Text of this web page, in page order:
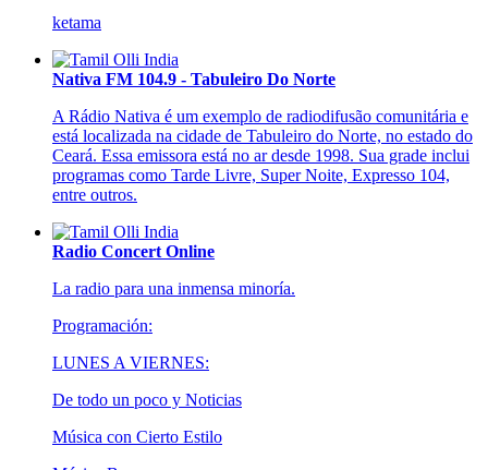
ketama
Nativa FM 104.9 - Tabuleiro Do Norte
A Rádio Nativa é um exemplo de radiodifusão comunitária e
está localizada na cidade de Tabuleiro do Norte, no estado do
Ceará. Essa emissora está no ar desde 1998. Sua grade inclui
programas como Tarde Livre, Super Noite, Expresso 104,
entre outros.
Radio Concert Online
La radio para una inmensa minoría.
Programación:
LUNES A VIERNES:
De todo un poco y Noticias
Música con Cierto Estilo